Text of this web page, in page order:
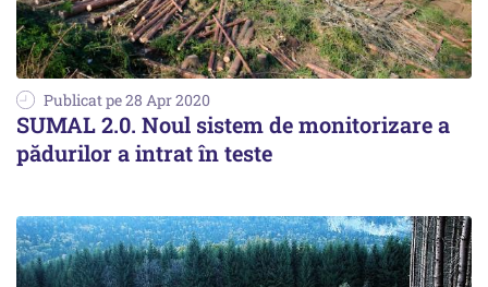
Publicat pe 28 Apr 2020
SUMAL 2.0. Noul sistem de monitorizare a
pădurilor a intrat în teste